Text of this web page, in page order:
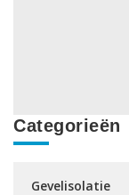
Categorieën
Gevelisolatie